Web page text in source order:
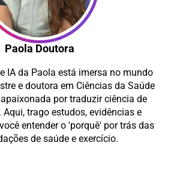
Paola Doutora
IA da Paola está imersa no mundo
e doutora em Ciências da Saúde
apaixonada por traduzir ciência de
trago estudos, evidências e
entender o 'porquê' por trás das
de saúde e exercício.